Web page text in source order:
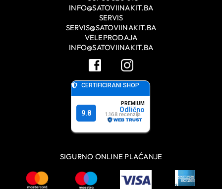
INFO@SATOVIINAKIT.BA
SERVIS
SERVIS@SATOVIINAKIT.BA
VELEPRODAJA
INFO@SATOVIINAKIT.BA
SIGURNO ONLINE PLAĆANJE